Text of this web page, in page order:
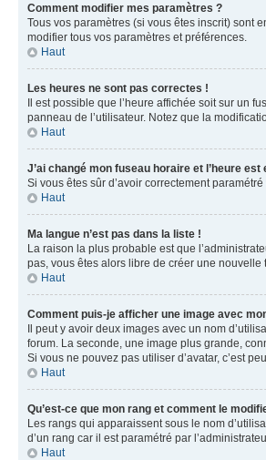
Comment modifier mes paramètres ?
Tous vos paramètres (si vous êtes inscrit) sont
modifier tous vos paramètres et préférences.
Haut
Les heures ne sont pas correctes !
Il est possible que l’heure affichée soit sur un
panneau de l’utilisateur. Notez que la
Haut
J’ai changé mon fuseau horaire et l’heure
Si vous êtes sûr d’avoir correctement
Haut
Ma langue n’est pas dans la liste !
La raison la plus probable est que
pas, vous êtes alors libre de créer une nouvelle
Haut
Comment puis-je afficher une image avec
Il peut y avoir deux images avec un nom
forum. La seconde, une image plus grande,
Si vous ne pouvez pas utiliser d’avatar, c’est
Haut
Qu’est-ce que mon rang et comment le
Les rangs qui apparaissent sous le nom
d’un rang car il est paramétré par
Haut